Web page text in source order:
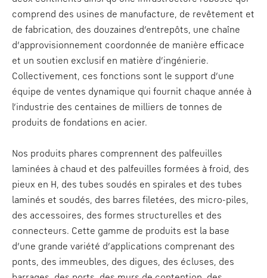
comprend des usines de manufacture, de revêtement et
de fabrication, des douzaines d’entrepôts, une chaîne
d’approvisionnement coordonnée de manière efficace
et un soutien exclusif en matière d’ingénierie.
Collectivement, ces fonctions sont le support d’une
équipe de ventes dynamique qui fournit chaque année à
l’industrie des centaines de milliers de tonnes de
produits de fondations en acier.
Nos produits phares comprennent des palfeuilles
laminées à chaud et des palfeuilles formées à froid, des
pieux en H, des tubes soudés en spirales et des tubes
laminés et soudés, des barres filetées, des micro-piles,
des accessoires, des formes structurelles et des
connecteurs. Cette gamme de produits est la base
d’une grande variété d’applications comprenant des
ponts, des immeubles, des digues, des écluses, des